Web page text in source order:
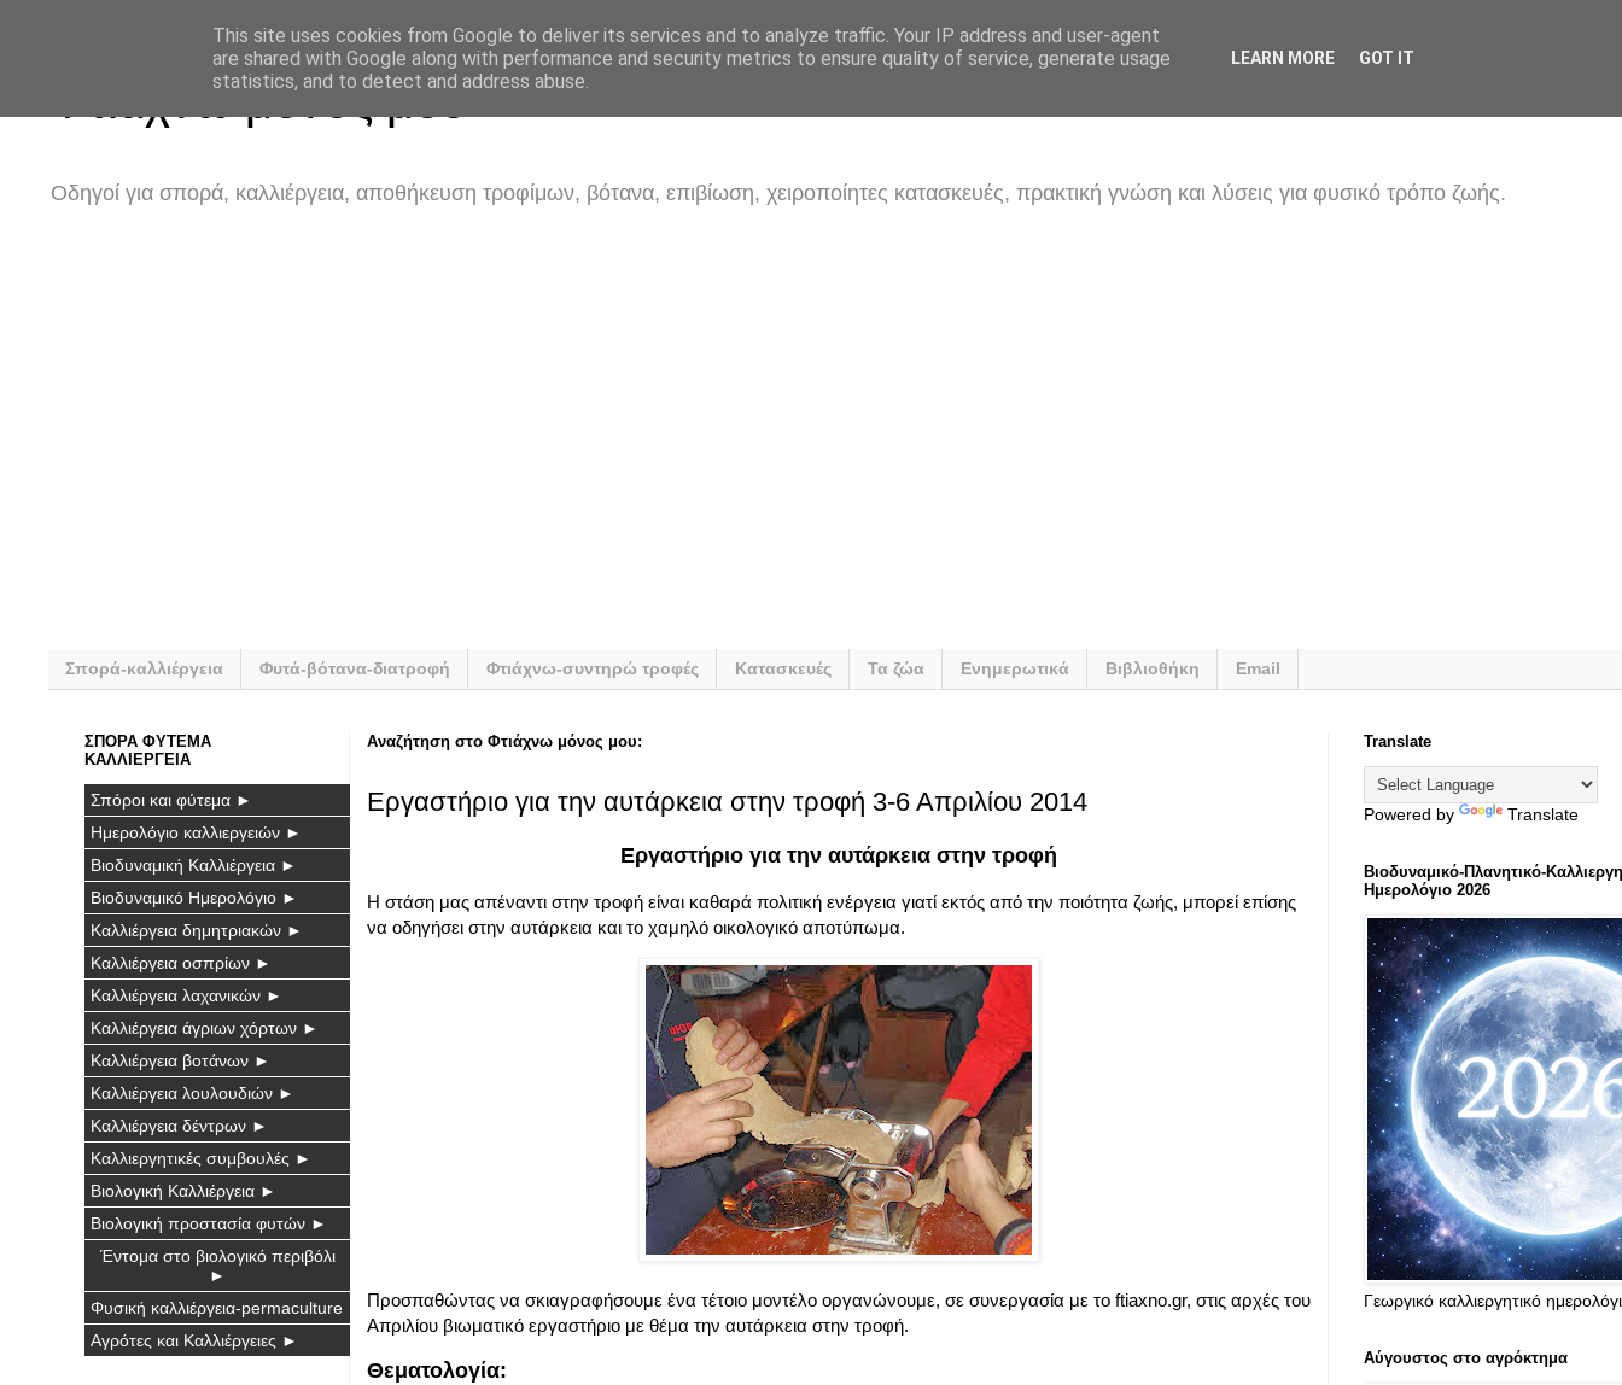
Φτιάχνω μόνος μου
Οδηγοί για σπορά, καλλιέργεια, αποθήκευση τροφίμων, βότανα, επιβίωση, χειροποίητες κατασκευές, πρακτική γνώση και λύσεις για φυσικό τρόπο ζωής.
Σπορά-καλλιέργεια Φυτά-βότανα-διατροφή Φτιάχνω-συντηρώ τροφές Κατασκευές Τα ζώα Ενημερωτικά Βιβλιοθήκη Email
Αναζήτηση στο Φτιάχνω μόνος μου:
Εργαστήριο για την αυτάρκεια στην τροφή 3-6 Απριλίου 2014
Εργαστήριο για την αυτάρκεια στην τροφή
Η στάση μας απέναντι στην τροφή είναι καθαρά πολιτική ενέργεια γιατί εκτός από την ποιότητα ζωής, μπορεί επίσης
να οδηγήσει στην αυτάρκεια και το χαμηλό οικολογικό αποτύπωμα.
Προσπαθώντας να σκιαγραφήσουμε ένα τέτοιο μοντέλο οργανώνουμε, σε συνεργασία με το ftiaxno.gr, στις αρχές του
Απριλίου βιωματικό εργαστήριο με θέμα την αυτάρκεια στην τροφή.
Θεματολογία:
ΣΠΟΡΑ ΦΥΤΕΜΑ
ΚΑΛΛΙΕΡΓΕΙΑ
Σπόροι και φύτεμα ►
Ημερολόγιο καλλιεργειών ►
Βιοδυναμική Καλλιέργεια ►
Βιοδυναμικό Ημερολόγιο ►
Καλλιέργεια δημητριακών ►
Καλλιέργεια οσπρίων ►
Καλλιέργεια λαχανικών ►
Καλλιέργεια άγριων χόρτων ►
Καλλιέργεια βοτάνων ►
Καλλιέργεια λουλουδιών ►
Καλλιέργεια δέντρων ►
Καλλιεργητικές συμβουλές ►
Βιολογική Καλλιέργεια ►
Βιολογική προστασία φυτών ►
Έντομα στο βιολογικό περιβόλι
►
Φυσική καλλιέργεια-permaculture
Αγρότες και Καλλιέργειες ►
Translate
Powered by Translate
Βιοδυναμικό-Πλανητικό-
Ημερολόγιο 2026
Γεωργικό καλλιεργητικό
Αύγουστος στο αγρόκτημα
This site uses cookies from Google to deliver its services and to analyze traffic. Your IP address and user-agent
are shared with Google along with performance and security metrics to ensure quality of service, generate usage
statistics, and to detect and address abuse.
LEARN MORE GOT IT